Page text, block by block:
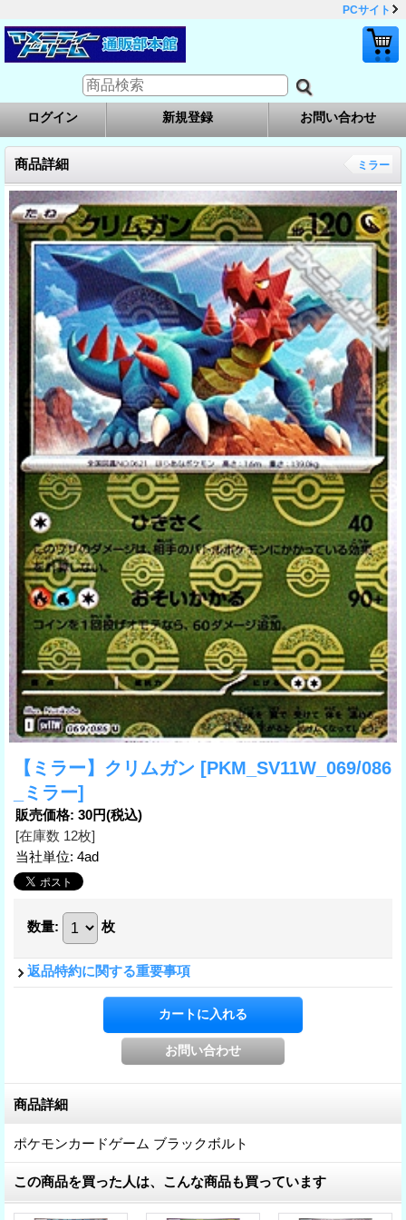
PCサイト
ログイン 新規登録 お問い合わせ
商品詳細 ミラー
【ミラー】クリムガン [PKM_SV11W_069/086
_ミラー]
販売価格: 30円(税込)
[在庫数 12枚]
当社単位: 4ad
数量: 枚
返品特約に関する重要事項
商品詳細
ポケモンカードゲーム ブラックボルト
この商品を買った人は、こんな商品も買っています